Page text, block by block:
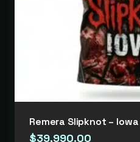
Remera Slipknot – Iowa
$39,990.00